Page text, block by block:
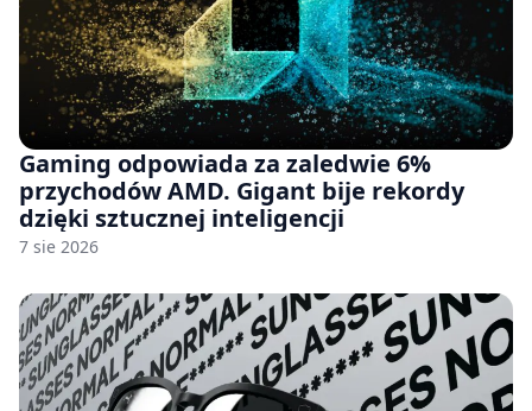
Gaming odpowiada za zaledwie 6%
przychodów AMD. Gigant bije rekordy
dzięki sztucznej inteligencji
7 sie 2026